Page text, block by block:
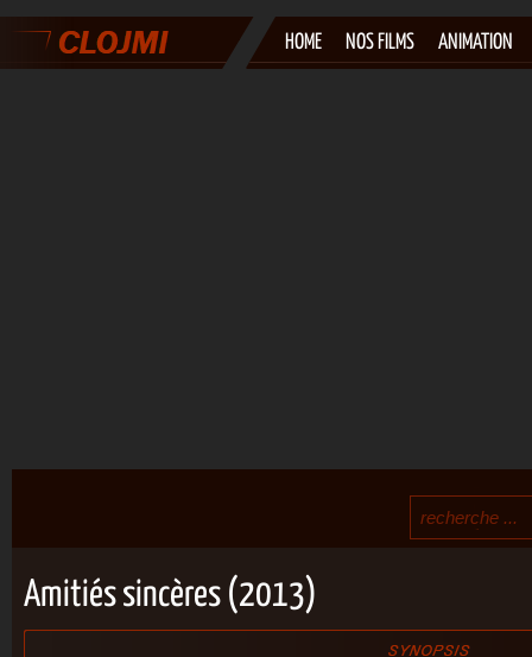
HOME NOS FILMS ANIMATION
Amitiés sincères (2013)